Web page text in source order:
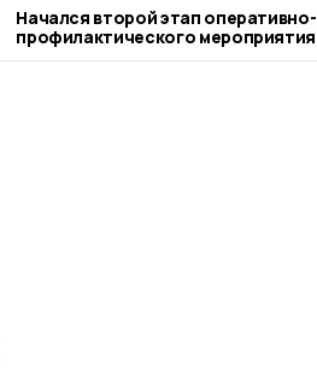
Начался второй этап оперативно-
профилактического мероприятия
«Нетрезвый водитель»